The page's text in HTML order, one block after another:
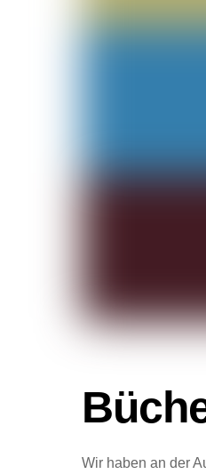
Wir haben an der